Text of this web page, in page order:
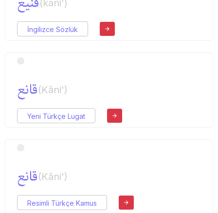
(kani')
İngilizce Sözlük
قانع(Kâni')
Yeni Türkçe Lugat
قانع(Kâni')
Resimli Türkçe Kamus